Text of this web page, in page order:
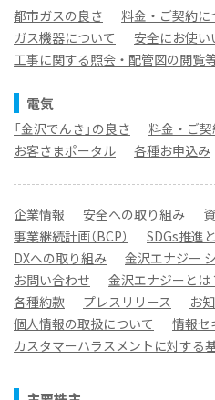
都市ガスの良さ 料金・ご契約に
ガス機器について
安全にお使い
工事に関する照会・配管図の閲覧
電気
「金沢でんき」の良さ 料金・ご
お客さまポータル
各種お申込み
企業情報 安全への取り組み
事業継続計画（BCP）
SDGs推進
DXへの取り組み
金沢エナジー
お問い合わせ
金沢エナジーとは
各種約款
プレスリリース
お
個人情報の取扱について
情報セ
カスタマーハラスメントに対する